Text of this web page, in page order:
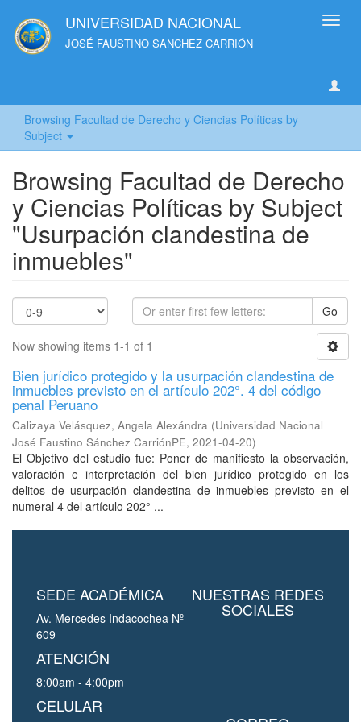
UNIVERSIDAD NACIONAL
JOSÉ FAUSTINO SANCHEZ CARRIÓN
Browsing Facultad de Derecho y Ciencias Políticas by
Subject
Browsing Facultad de Derecho
y Ciencias Políticas by Subject
"Usurpación clandestina de
inmuebles"
Go
Now showing items 1-1 of 1
Bien jurídico protegido y la usurpación clandestina de
inmuebles previsto en el artículo 202°. 4 del código
penal Peruano
Calizaya Velásquez, Angela Alexándra (Universidad Nacional
José Faustino Sánchez CarriónPE, 2021-04-20)
El Objetivo del estudio fue: Poner de manifiesto la observación,
valoración e interpretación del bien jurídico protegido en los
delitos de usurpación clandestina de inmuebles previsto en el
numeral 4 del artículo 202° ...
SEDE ACADÉMICA
Av. Mercedes Indacochea Nº
609
ATENCIÓN
8:00am - 4:00pm
CELULAR
NUESTRAS REDES
SOCIALES